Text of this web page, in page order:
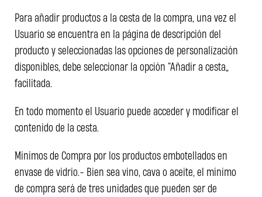
Para añadir productos a la cesta de la compra, una vez el
Usuario se encuentra en la página de descripción del
producto y seleccionadas las opciones de personalización
disponibles, debe seleccionar la opción “Añadir a cesta”
facilitada.
En todo momento el Usuario puede acceder y modificar el
contenido de la cesta.
Mínimos de Compra por los productos embotellados en
envase de vidrio.- Bien sea vino, cava o aceite, el mínimo
de compra será de tres unidades que pueden ser de